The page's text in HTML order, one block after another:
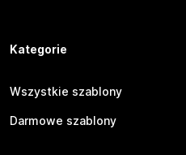
Kategorie
Wszystkie szablony
Darmowe szablony